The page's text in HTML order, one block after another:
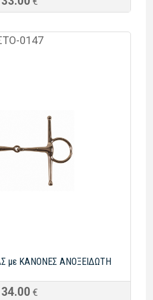
0147
με ΚΑΝΟΝΕΣ ΑΝΟΞΕΙΔΩΤΗ
34.00 €